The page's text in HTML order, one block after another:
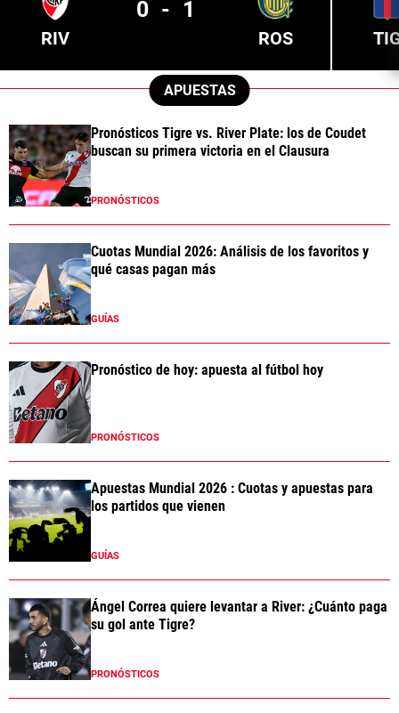
RIV
0 - 1
ROS
APUESTAS
Pronósticos Tigre vs. River Plate: los de Coudet
buscan su primera victoria en el Clausura
PRONÓSTICOS
Cuotas Mundial 2026: Análisis de los favoritos y
qué casas pagan más
GUÍAS
Pronóstico de hoy: apuesta al fútbol hoy
PRONÓSTICOS
Apuestas Mundial 2026 : Cuotas y apuestas para
los partidos que vienen
GUÍAS
Ángel Correa quiere levantar a River: ¿Cuánto paga
su gol ante Tigre?
PRONÓSTICOS